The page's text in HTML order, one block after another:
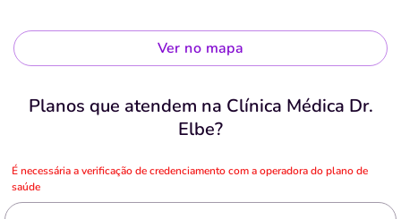
Ver no mapa
Planos que atendem na Clínica Médica Dr.
Elbe?
É necessária a verificação de credenciamento com a operadora do plano de
saúde